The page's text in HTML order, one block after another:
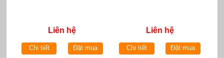
Liên hệ
Chi tiết Đặt mua
Liên hệ
Chi tiết Đặt mua